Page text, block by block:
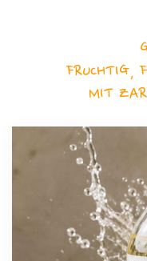
FRUCHTIG,
MIT